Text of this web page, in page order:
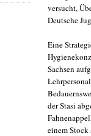
versucht,
Deutsche
Eine
Sachsen
der Stasi
einem Stock